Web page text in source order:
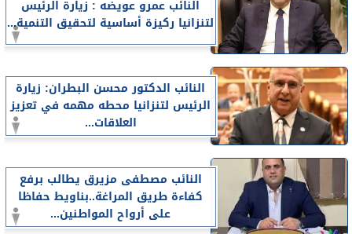
النائب عمرو عويضه : زيارة الرئيس
لتنزانيا ركيزة أساسية لتحقيق التنمية...
النائب الدكتور محسن البطران: زيارة
الرئيس لتنزانيا محطه مهمه في تعزيز
العلاقات...
النائب مصطفى مزيرق يطالب برفع
كفاءة طريق المراغة..بناويط حفاظا
على أرواح المواطنين...